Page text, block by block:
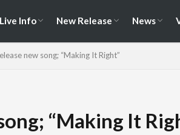
Live Info New Release News
new song; “Making It Right”
“Making It